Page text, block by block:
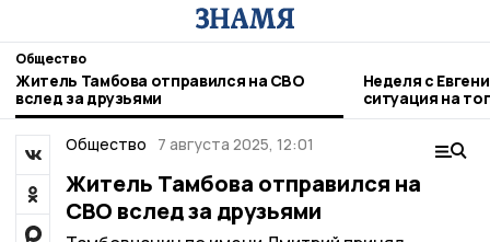
Общество
Житель Тамбова отправился на СВО
вслед за друзьями
Неделя с
ситуация на
городе и
Общество
7 августа 2025, 12:01
Житель Тамбова отправился на
СВО вслед за друзьями